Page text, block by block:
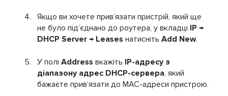
Якщо ви хочете прив’язати пристрій, який ще
не було під’єднано до роутера, у вкладці IP →
DHCP Server → Leases натисніть Add New.
У полі Address вкажіть IP-адресу з
діапазону адрес DHCP-сервера, який
бажаєте прив’язати до MAC-адреси пристрою.